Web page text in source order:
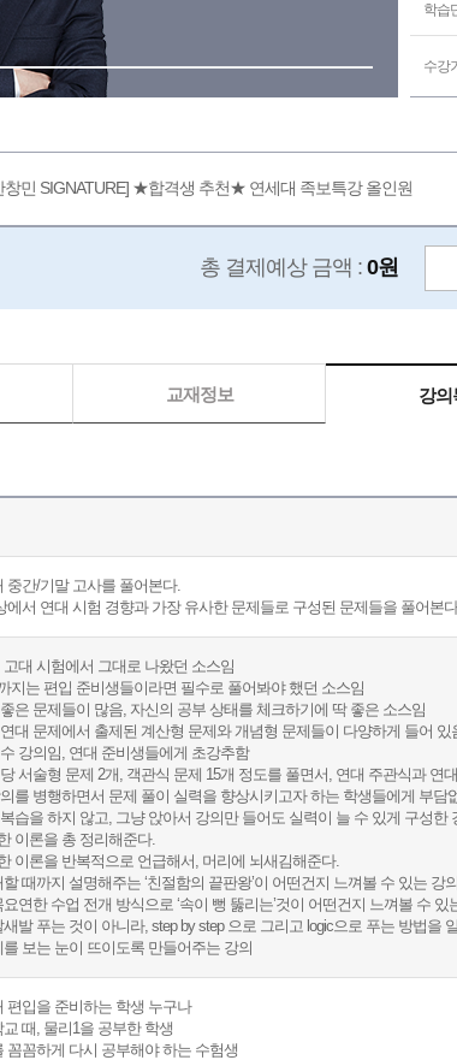
학습
수강
창민 SIGNATURE] ★합격생 추천★ 연세대 족보특강 올인원
총 결제예상 금액 : 0원
교재정보 강의
중간/기말 고사를 풀어본다.
에서 연대 시험 경향과 가장 유사한 문제들로 구성된 문제들을 풀어본
고대 시험에서 그대로 나왔던 소스임
지는 편입 준비생들이라면 필수로 풀어봐야 했던 소스임
은 문제들이 많음, 자신의 공부 상태를 체크하기에 딱 좋은 소스임
대 문제에서 출제된 계산형 문제와 개념형 문제들이 다양하게 들어
강의임, 연대 준비생들에게 초강추함
서술형 문제 2개, 객관식 문제 15개 정도를 풀면서, 연대 주관식과 연
를 병행하면서 문제 풀이 실력을 향상시키고자 하는 학생들에게 부담
습을 하지 않고, 그냥 앉아서 강의만 들어도 실력이 늘 수 있게 구성한
이론을 총 정리해준다.
이론을 반복적으로 언급해서, 머리에 뇌새김해준다.
할 때까지 설명해주는 ‘친절함의 끝판왕’이 어떤건지 느껴볼 수 있는 강의
요연한 수업 전개 방식으로 ‘속이 뻥 뚫리는’것이 어떤건지 느껴볼 수 있
새발 푸는 것이 아니라, step by step 으로 그리고 logic으로 푸는 방법을
를 보는 눈이 뜨이도록 만들어주는 강의
편입을 준비하는 학생 누구나
교 때, 물리1을 공부한 학생
꼼꼼하게 다시 공부해야 하는 수험생